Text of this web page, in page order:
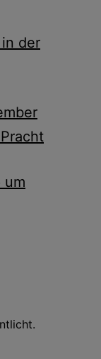
der
um